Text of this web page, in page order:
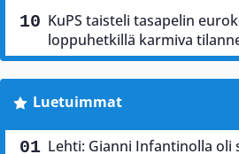
KuPS taisteli tasapelin
loppuhetkillä karmiva
Luetuimmat
Lehti: Gianni Infantinolla oli